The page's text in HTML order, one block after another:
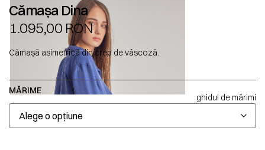
Cămașa Dina
1.095,00 RON
Cămașă asimetrică din crep de vâscoză.
MĂRIME
ghidul de mărimi